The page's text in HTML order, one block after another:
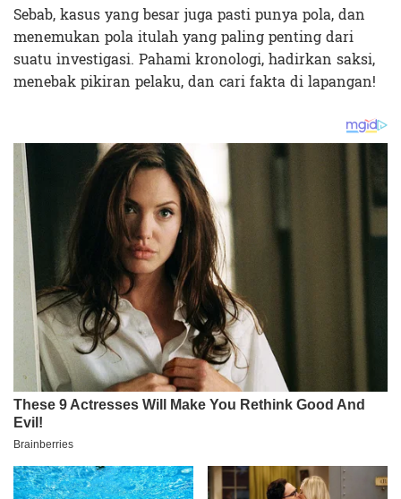
Sebab, kasus yang besar juga pasti punya pola, dan
menemukan pola itulah yang paling penting dari
suatu investigasi. Pahami kronologi, hadirkan saksi,
menebak pikiran pelaku, dan cari fakta di lapangan!